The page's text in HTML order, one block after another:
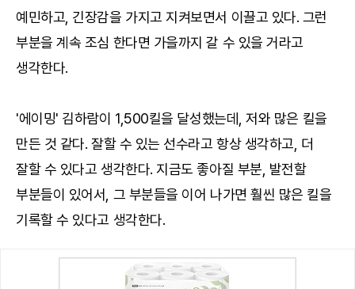
예민하고, 긴장감을 가지고 지켜보면서 이끌고 있다. 그런
부분을 계속 조심 한다면 가을까지 갈 수 있을 거라고
생각한다.
'에이밍' 김하람이 1,500킬을 달성했는데, 저와 많은 킬을
만든 것 같다. 잘할 수 있는 선수라고 항상 생각하고, 더
잘할 수 있다고 생각한다. 지금도 좋아질 부분, 발전할
부분들이 있어서, 그 부분들을 이어 나가면 훨씬 많은 킬을
기록할 수 있다고 생각한다.